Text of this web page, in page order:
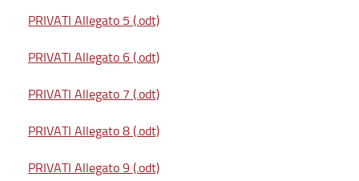
PRIVATI Allegato 5 (.odt)
PRIVATI Allegato 6 (.odt)
PRIVATI Allegato 7 (.odt)
PRIVATI Allegato 8 (.odt)
PRIVATI Allegato 9 (.odt)